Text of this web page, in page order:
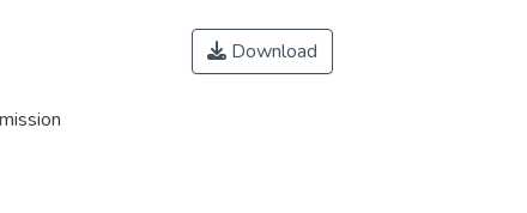
Download